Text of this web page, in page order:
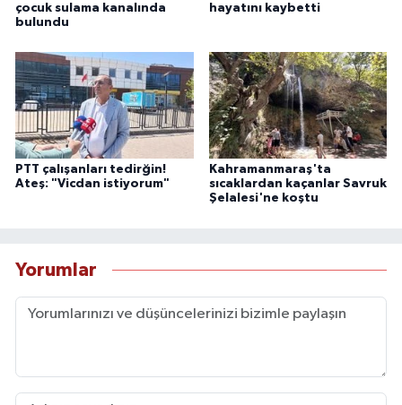
çocuk sulama kanalında
bulundu
hayatını kaybetti
PTT çalışanları tedirğin!
Ateş: "Vicdan istiyorum"
Kahramanmaraş'ta
sıcaklardan kaçanlar Savruk
Şelalesi'ne koştu
Yorumlar